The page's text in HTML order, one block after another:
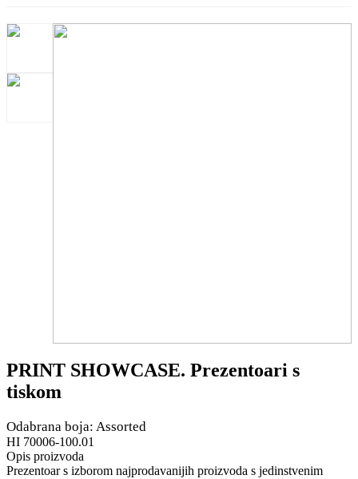
PRINT SHOWCASE. Prezentoari s
tiskom
Odabrana boja: Assorted
HI 70006-100.01
Opis proizvoda
Prezentoar s izborom najprodavanijih proizvoda s jedinstvenim